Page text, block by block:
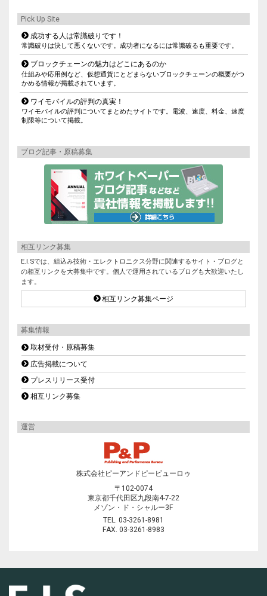
Pick Up Site
成功する人は常識破りです！
常識破りは決して悪くないです。成功者になるには常識破るも重要です。
ブロックチェーンの魅力はどこにあるのか
仕組みや応用例など、仮想通貨にとどまらないブロックチェーンの概要がつ
かめる情報が掲載されています。
ワイモバイルの評判の真実！
ワイモバイルの評判についてまとめたサイトです。電波、速度、料金、速度
制限等について掲載。
ブログ記事・原稿募集
相互リンク募集
E.I.Sでは、組込み技術・エレクトロニクス分野に関連するサイト・ブログと
の相互リンクを大募集中です。個人で運用されているブログも大歓迎いたし
ます。
相互リンク募集ページ
募集情報
取材受付・原稿募集
広告掲載について
プレスリリース受付
相互リンク募集
運営
株式会社ピーアンドピービューロゥ
〒102-0074
東京都千代田区九段南4-7-22
メゾン・ド・シャルー3F
TEL. 03-3261-8981
FAX. 03-3261-8983